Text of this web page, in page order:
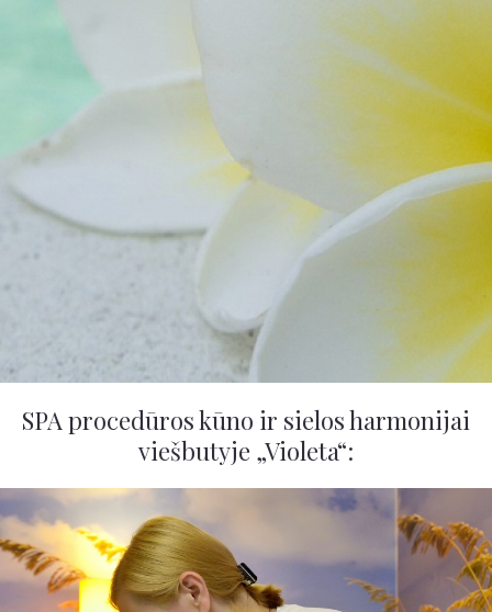
SPA procedūros kūno ir sielos harmonijai
viešbutyje „Violeta“: